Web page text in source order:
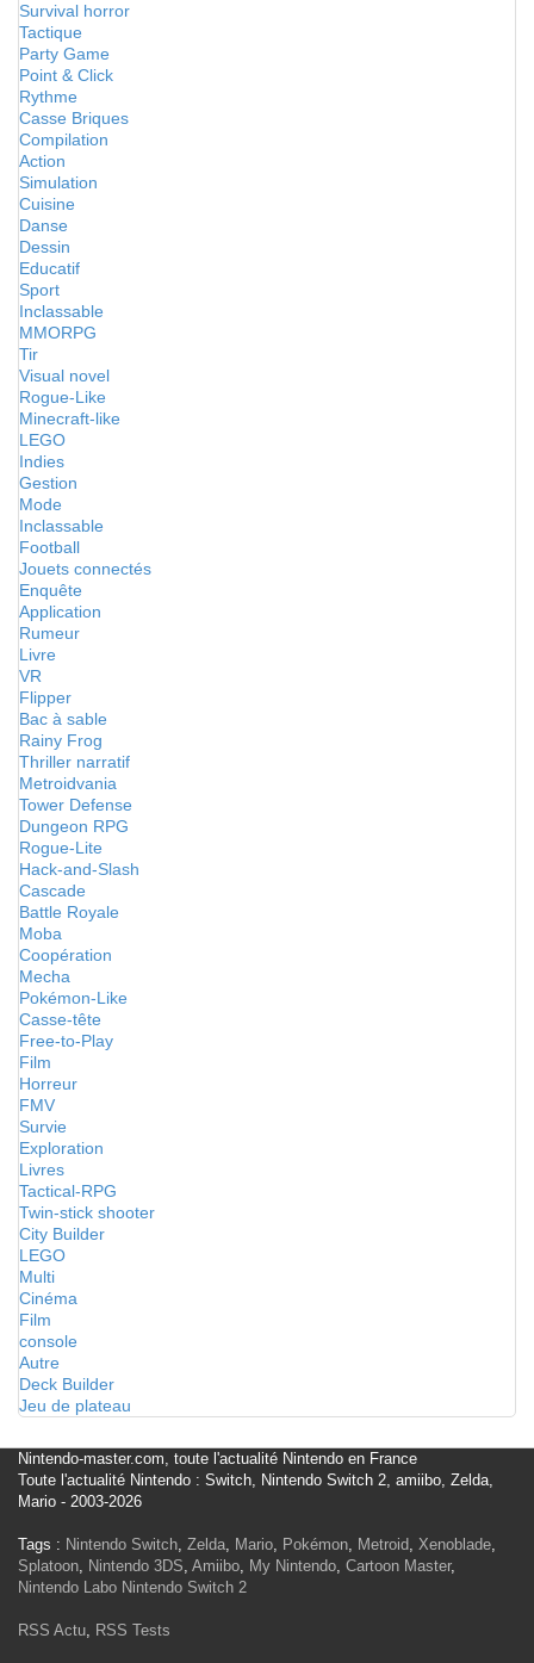
Survival horror
Tactique
Party Game
Point & Click
Rythme
Casse Briques
Compilation
Action
Simulation
Cuisine
Danse
Dessin
Educatif
Sport
Inclassable
MMORPG
Tir
Visual novel
Rogue-Like
Minecraft-like
LEGO
Indies
Gestion
Mode
Inclassable
Football
Jouets connectés
Enquête
Application
Rumeur
Livre
VR
Flipper
Bac à sable
Rainy Frog
Thriller narratif
Metroidvania
Tower Defense
Dungeon RPG
Rogue-Lite
Hack-and-Slash
Cascade
Battle Royale
Moba
Coopération
Mecha
Pokémon-Like
Casse-tête
Free-to-Play
Film
Horreur
FMV
Survie
Exploration
Livres
Tactical-RPG
Twin-stick shooter
City Builder
LEGO
Multi
Cinéma
Film
console
Autre
Deck Builder
Jeu de plateau
Nintendo-master.com, toute l'actualité Nintendo en France
Toute l'actualité Nintendo : Switch, Nintendo Switch 2, amiibo, Zelda,
Mario - 2003-2026
Tags : Nintendo Switch, Zelda, Mario, Pokémon, Metroid, Xenoblade,
Splatoon, Nintendo 3DS, Amiibo, My Nintendo, Cartoon Master,
Nintendo Labo Nintendo Switch 2
RSS Actu, RSS Tests